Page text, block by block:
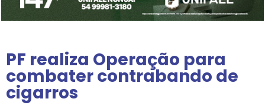
PF realiza Operação para
combater contrabando de
cigarros